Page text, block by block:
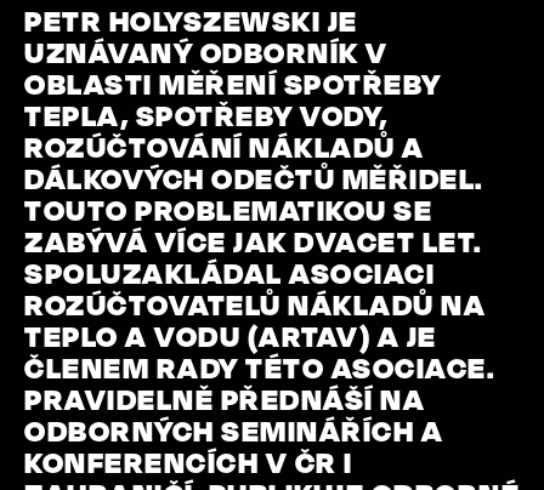
PETR HOLYSZEWSKI JE
UZNÁVANÝ ODBORNÍK V
OBLASTI MĚŘENÍ SPOTŘEBY
TEPLA, SPOTŘEBY VODY,
ROZÚČTOVÁNÍ NÁKLADŮ A
DÁLKOVÝCH ODEČTŮ MĚŘIDEL.
TOUTO PROBLEMATIKOU SE
ZABÝVÁ VÍCE JAK DVACET LET.
SPOLUZAKLÁDAL ASOCIACI
ROZÚČTOVATELŮ NÁKLADŮ NA
TEPLO A VODU (ARTAV) A JE
ČLENEM RADY TÉTO ASOCIACE.
PRAVIDELNĚ PŘEDNÁŠÍ NA
ODBORNÝCH SEMINÁŘÍCH A
KONFERENCÍCH V ČR I